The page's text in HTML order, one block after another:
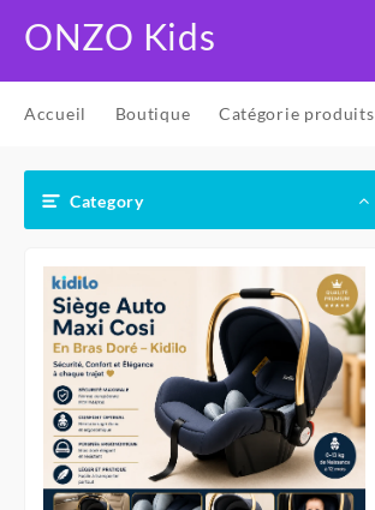
ONZO Kids
Accueil Boutique Catégorie produits
Category